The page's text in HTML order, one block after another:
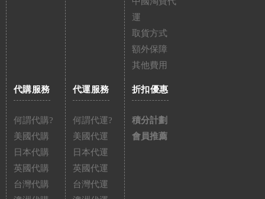
運
取貨方式
額外保障
其他費用
代購服務
何謂代購?
美國代購
日本代購
英國代購
台灣代購
代運服務
何謂代運?
美國代運
日本代運
英國代運
台灣代運
折扣優惠
積分計劃
會員推薦